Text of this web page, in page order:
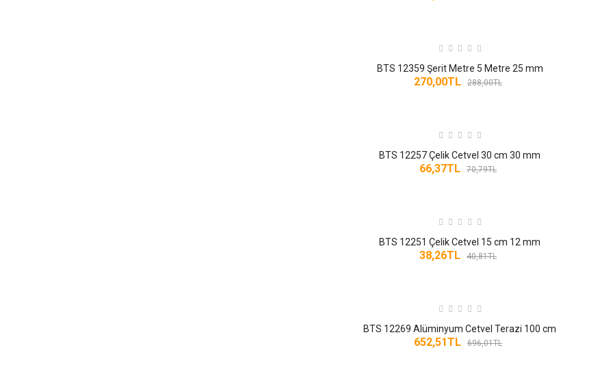
SOĞUTUCU FAN KLIMA VANTILATÖR
TAŞLAMA MAKINALARI
TEMIZLIK ÜRÜNLERI
BTS 12359 Şerit Metre 5 Metre 25 mm
270,00TL 288,00TL
BTS 12257 Çelik Cetvel 30 cm 30 mm
66,37TL 70,79TL
BTS 12251 Çelik Cetvel 15 cm 12 mm
38,26TL 40,81TL
BTS 12269 Alüminyum Cetvel Terazi 100 cm
652,51TL 696,01TL